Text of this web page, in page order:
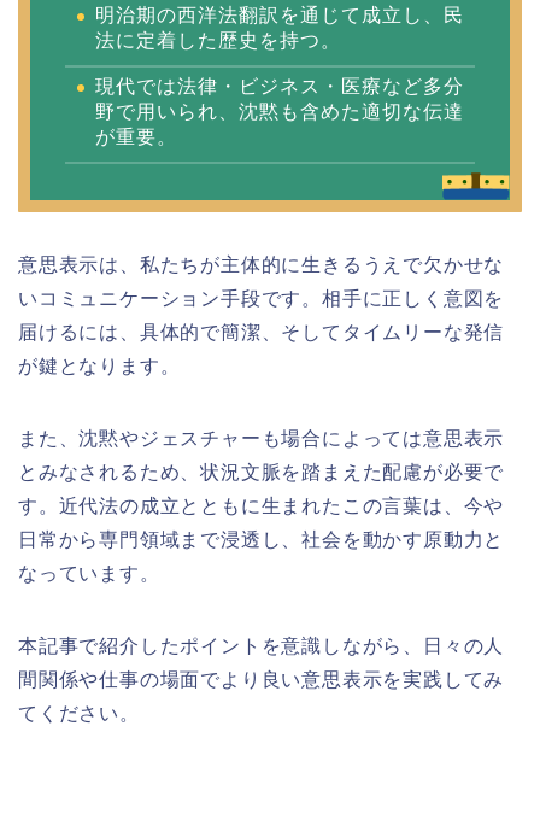
明治期の西洋法翻訳を通じて成立し、民
法に定着した歴史を持つ。
現代では法律・ビジネス・医療など多分
野で用いられ、沈黙も含めた適切な伝達
が重要。
意思表示は、私たちが主体的に生きるうえで欠かせな
いコミュニケーション手段です。相手に正しく意図を
届けるには、具体的で簡潔、そしてタイムリーな発信
が鍵となります。
また、沈黙やジェスチャーも場合によっては意思表示
とみなされるため、状況文脈を踏まえた配慮が必要で
す。近代法の成立とともに生まれたこの言葉は、今や
日常から専門領域まで浸透し、社会を動かす原動力と
なっています。
本記事で紹介したポイントを意識しながら、日々の人
間関係や仕事の場面でより良い意思表示を実践してみ
てください。